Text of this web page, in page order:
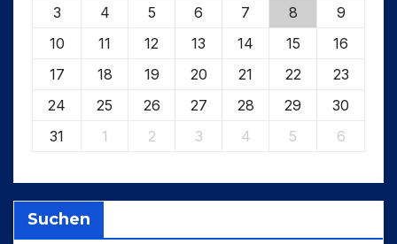
3
4 5 6 7 8
9
10
11 12 13 14 15
16
17
18 19 20 21 22
23
24
25 26 27 28 29
30
31
1 2 3 4 5 6
Suchen